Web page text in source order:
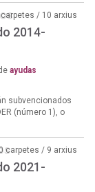
2014-
carpetes / 10 arxius
ayudas
subvencionados
(número 1), o
2021-
carpetes / 9 arxius